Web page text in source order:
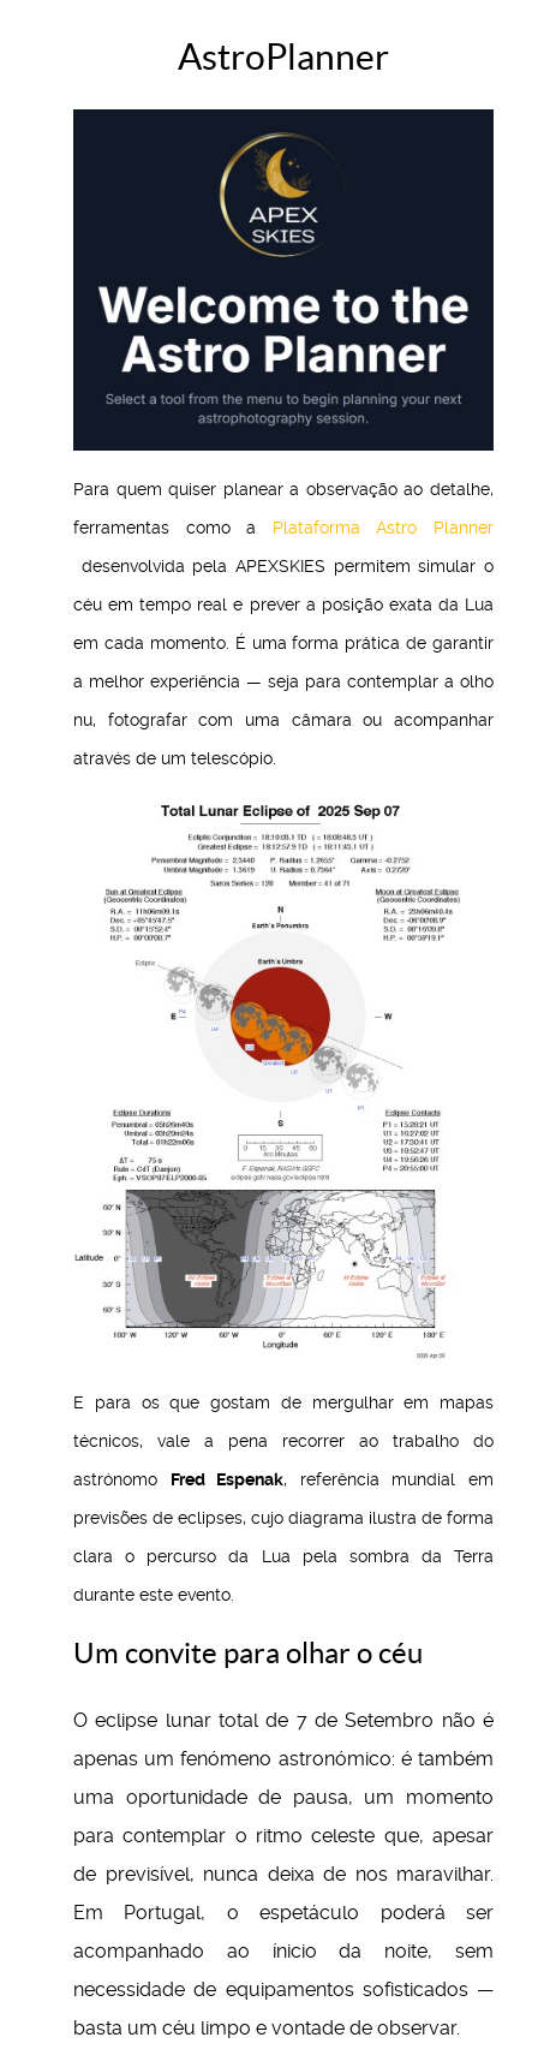
AstroPlanner
Para quem quiser planear a observação ao detalhe,
ferramentas como a Plataforma Astro Planner
desenvolvida pela APEXSKIES permitem simular o
céu em tempo real e prever a posição exata da Lua
em cada momento. É uma forma prática de garantir
a melhor experiência — seja para contemplar a olho
nu, fotografar com uma câmara ou acompanhar
através de um telescópio.
E para os que gostam de mergulhar em mapas
técnicos, vale a pena recorrer ao trabalho do
astrónomo Fred Espenak, referência mundial em
previsões de eclipses, cujo diagrama ilustra de forma
clara o percurso da Lua pela sombra da Terra
durante este evento.
Um convite para olhar o céu
O eclipse lunar total de 7 de Setembro não é
apenas um fenómeno astronómico: é também
uma oportunidade de pausa, um momento
para contemplar o ritmo celeste que, apesar
de previsível, nunca deixa de nos maravilhar.
Em Portugal, o espetáculo poderá ser
acompanhado ao ínicio da noite, sem
necessidade de equipamentos sofisticados —
basta um céu limpo e vontade de observar.